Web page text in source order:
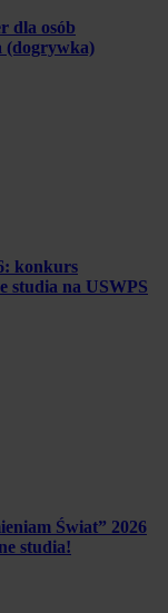
dla osób
(dogrywka)
konkurs
studia na USWPS
Świat” 2026
studia!